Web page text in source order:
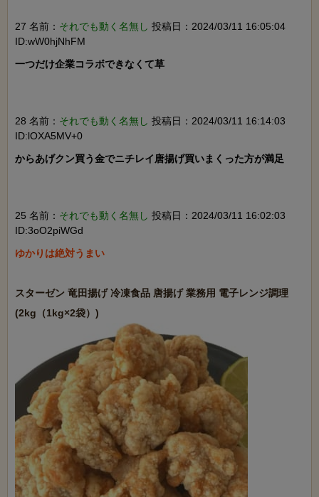
27 名前： それでも動く名無し 投稿日：2024/03/11 16:05:04
ID:wW0hjNhFM
一つだけ企業コラボできなくて草
28 名前： それでも動く名無し 投稿日：2024/03/11 16:14:03
ID:lOXA5MV+0
からあげクン買う金でニチレイ唐揚げ買いまくった方が満足
25 名前： それでも動く名無し 投稿日：2024/03/11 16:02:03
ID:3oO2piWGd
ゆかりは絶対うまい
スターゼン 竜田揚げ 冷凍食品 唐揚げ 業務用 電子レンジ調理